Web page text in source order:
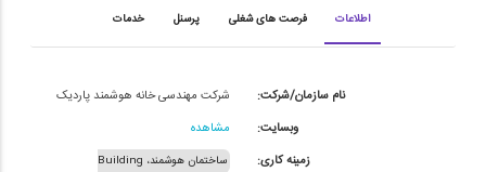
اطلاعات فرصت های شغلی پرسنل خدمات
نام سازمان/شرکت:
وبسایت:
زمینه کاری:
شرکت مهندسی خانه هوشمند پاردیک
مشاهده
ساختمان هوشمند، Building